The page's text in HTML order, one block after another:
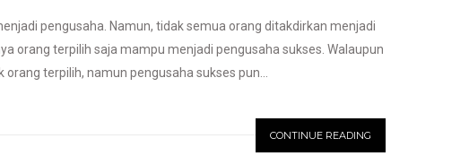
pengusaha. Namun, tidak semua orang ditakdirkan menjadi
orang terpilih saja mampu menjadi pengusaha sukses. Walaupun
orang terpilih, namun pengusaha sukses pun...
CONTINUE READING